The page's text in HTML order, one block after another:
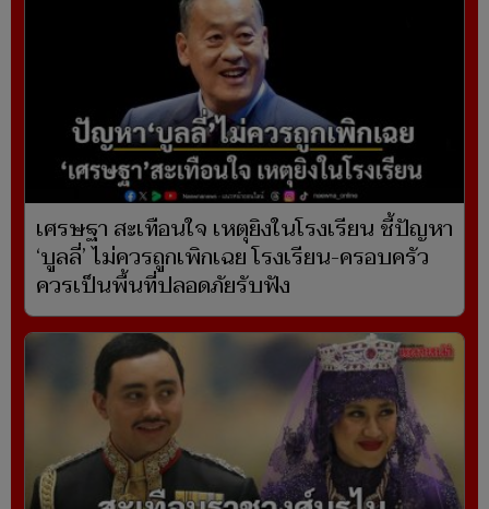
เศรษฐา สะเทือนใจ เหตุยิงในโรงเรียน ชี้ปัญหา
‘บูลลี่’ ไม่ควรถูกเพิกเฉย โรงเรียน-ครอบครัว
ควรเป็นพื้นที่ปลอดภัยรับฟัง